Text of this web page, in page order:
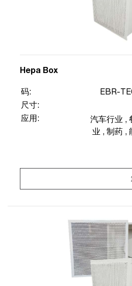
Hepa Box
码:
EBR-
尺寸:
应用:
汽车行业 ,
业 , 制药 ,